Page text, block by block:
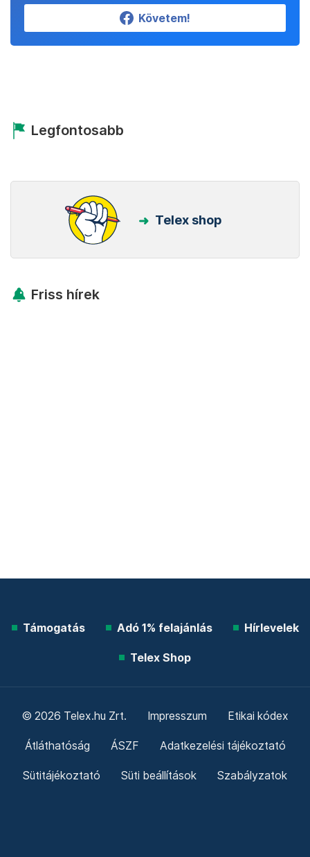
Követem!
Legfontosabb
Telex shop
Friss hírek
Támogatás Adó 1% felajánlás Hírlevelek
Telex Shop
© 2026 Telex.hu Zrt. Impresszum Etikai kódex
Átláthatóság ÁSZF Adatkezelési tájékoztató
Sütitájékoztató Süti beállítások Szabályzatok